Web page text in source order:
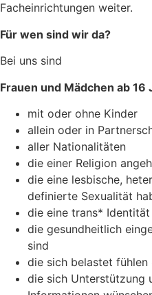
Facheinrichtungen weiter.
Für wen sind wir da?
Bei uns sind
Frauen und Mädchen ab 16
mit oder ohne Kinder
allein oder in
aller Nationalitäten
die einer Religion
die eine lesbische,
definierte Sexualität
die eine trans* Identität
die gesundheitlich
sind
die sich belastet fühlen
die sich Unterstützung